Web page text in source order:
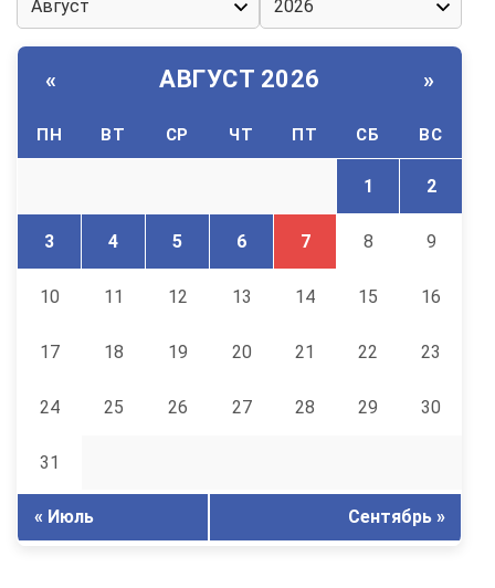
« АВГУСТ 2026 »
ПН ВТ СР ЧТ ПТ СБ ВС
1 2
3 4 5 6 7 8 9
10 11 12 13 14 15 16
17 18 19 20 21 22 23
24 25 26 27 28 29 30
31
« Июль Сентябрь »